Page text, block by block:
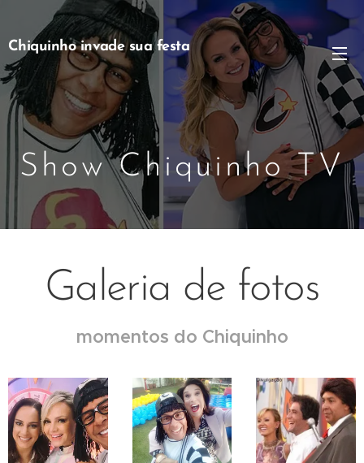
Chiquinho invade sua festa
Show Chiquinho TV
Galeria de fotos
momentos do Chiquinho